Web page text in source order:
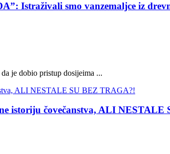
Istraživali smo vanzemaljce iz
je dobio pristup dosijeima ...
istoriju čovečanstva, ALI NESTALE